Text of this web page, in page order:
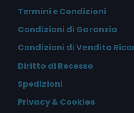
Termini e Condizioni
Condizioni di Garanzia
Condizioni di Vendita
Diritto di Recesso
Spedizioni
Privacy & Cookies